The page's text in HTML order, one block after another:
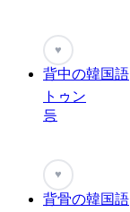
♥
背中の韓国語
トゥン
등
♥
背骨の韓国語